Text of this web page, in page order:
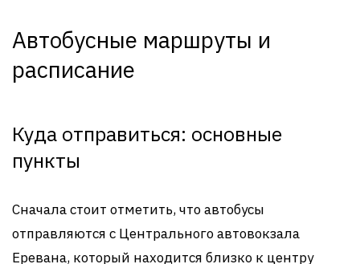
Автобусные маршруты и
расписание
Куда отправиться: основные
пункты
Сначала стоит отметить, что автобусы
отправляются с Центрального автовокзала
Еревана, который находится близко к центру